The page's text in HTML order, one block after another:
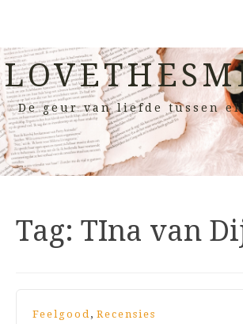
De geur van liefde tussen
Tag: TIna van
Feelgood, Recensies